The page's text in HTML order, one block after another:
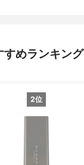
すめランキング
2位